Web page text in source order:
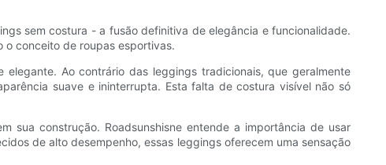
sem costura - a fusão definitiva de elegância e funcionalidade.
o conceito de roupas esportivas.
Ao contrário das leggings tradicionais, que geralmente
suave e ininterrupta. Esta falta de costura visível não só
sua construção. Roadsunshisne entende a importância de usar
de alto desempenho, essas leggings oferecem uma sensação